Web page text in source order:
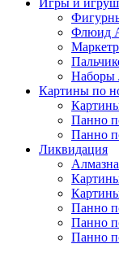
Игры и
Флюид
Наборы
Картины по
Панно
Панно
Ликвидация
Панно
Панно
Панно